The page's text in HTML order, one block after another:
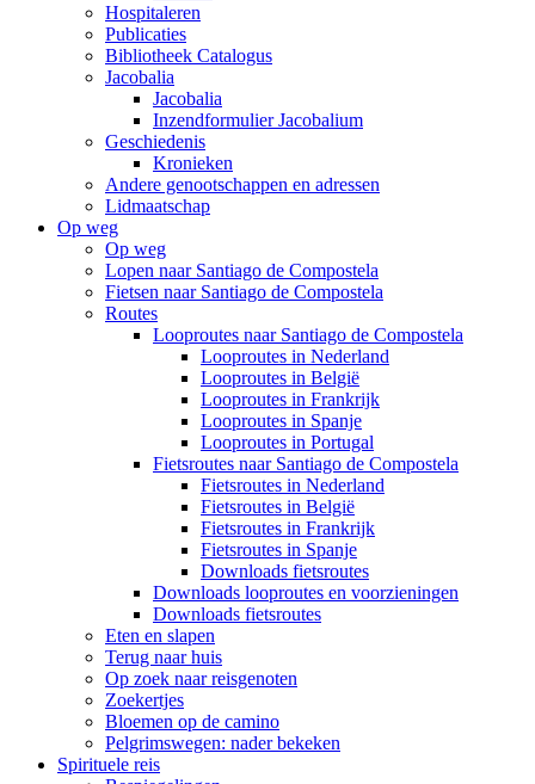
Hospitaleren
Publicaties
Bibliotheek Catalogus
Jacobalia
Jacobalia
Inzendformulier Jacobalium
Geschiedenis
Kronieken
Andere genootschappen en adressen
Lidmaatschap
Op weg
Op weg
Lopen naar Santiago de Compostela
Fietsen naar Santiago de Compostela
Routes
Looproutes naar Santiago de Compostela
Looproutes in Nederland
Looproutes in België
Looproutes in Frankrijk
Looproutes in Spanje
Looproutes in Portugal
Fietsroutes naar Santiago de Compostela
Fietsroutes in Nederland
Fietsroutes in België
Fietsroutes in Frankrijk
Fietsroutes in Spanje
Downloads fietsroutes
Downloads looproutes en voorzieningen
Downloads fietsroutes
Eten en slapen
Terug naar huis
Op zoek naar reisgenoten
Zoekertjes
Bloemen op de camino
Pelgrimswegen: nader bekeken
Spirituele reis